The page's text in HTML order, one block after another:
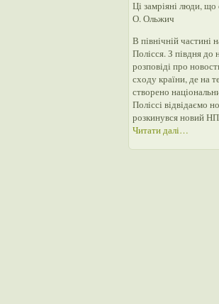
Ці замріяні люди, що
О. Ольжич
В північній частині
Полісся. З півдня
розповіді про
сходу країни, де на
створено
Поліссі відвідаємо
розкинувся новий
Читати далі…